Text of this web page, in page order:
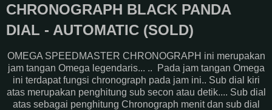
CHRONOGRAPH BLACK PANDA
DIAL - AUTOMATIC (SOLD)
OMEGA SPEEDMASTER CHRONOGRAPH ini merupakan
jam tangan Omega legendaris... .. Pada jam tangan Omega
ini terdapat fungsi chronograph pada jam ini.. Sub dial kiri
atas merupakan penghitung sub secon atau detik.... Sub dial
atas sebagai penghitung Chronograph menit dan sub dial